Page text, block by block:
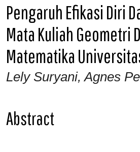
Pengaruh Efikasi Diri
Mata Kuliah Geometri
Matematika
Lely Suryani, Agnes
Abstract